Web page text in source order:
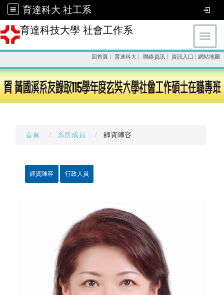
育達科大 社工系
育達科技大學 社會工作系
回首頁 育達科大 聯絡資訊 資訊入口 網站地圖
首頁 系所成員 師資陣容
師資陣容 行政人員